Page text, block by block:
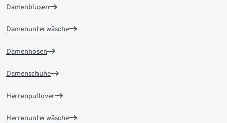
Damenblusen
Damenunterwäsche
Damenhosen
Damenschuhe
Herrenpullover
Herrenunterwäsche